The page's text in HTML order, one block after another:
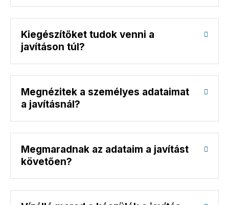
Kiegészítőket tudok venni a
javításon túl?
Megnézitek a személyes adataimat
a javításnál?
Megmaradnak az adataim a javítást
követően?